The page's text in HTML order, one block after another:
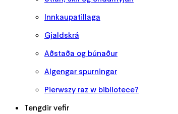
Innkaupatillaga
Gjaldskrá
Aðstaða og búnaður
Algengar spurningar
Pierwszy raz w bibliotece?
Tengdir vefir